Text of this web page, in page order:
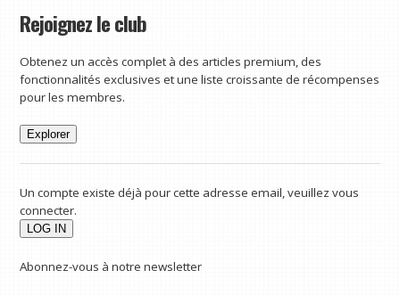
Rejoignez le club
Obtenez un accès complet à des articles premium, des
fonctionnalités exclusives et une liste croissante de récompenses
pour les membres.
Explorer
Un compte existe déjà pour cette adresse email, veuillez vous
connecter.
Abonnez-vous à notre newsletter